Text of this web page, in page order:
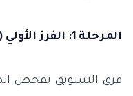
المرحلة 1: الفرز الأولي (30 ثانية)
فرق التسويق تفحص